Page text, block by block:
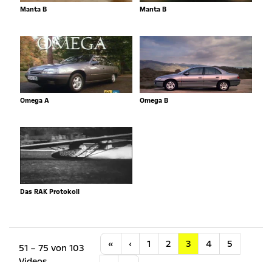
Manta B Manta B
Omega A Omega B
Das RAK Protokoll
51 – 75 von 103
« Anfang
‹ Vorherige
1 2 3 4
5